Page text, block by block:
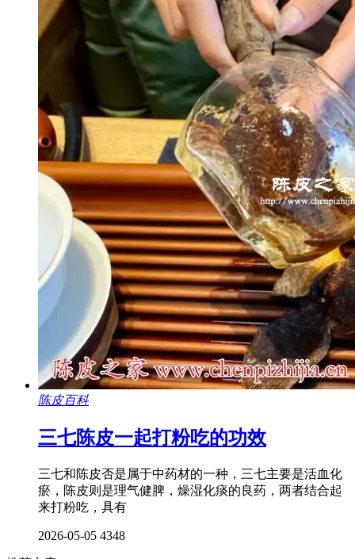
陈皮百科
三七陈皮一起打粉吃的功效
三七和陈皮否是属于中药材的一种，三七主要是活血化
瘀，陈皮则是理气健脾，燥湿化痰的良药，两者结合起
来打粉吃，具有
2026-05-05 4348